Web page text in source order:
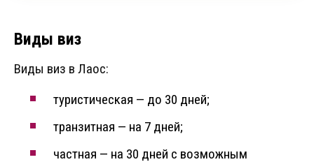
Виды виз
Виды виз в Лаос:
туристическая — до 30 дней;
транзитная — на 7 дней;
частная — на 30 дней с возможным